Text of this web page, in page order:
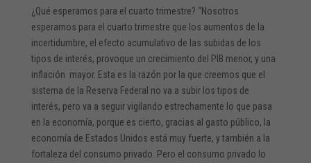
¿Qué esperamos para el cuarto trimestre? “Nosotros
esperamos para el cuarto trimestre que los aumentos de la
incertidumbre, el efecto acumulativo de las subidas de los
tipos de interés, provoque un crecimiento del PIB menor, y una
inflación mayor. Esta es la razón por la que creemos que el
sistema de la Reserva Federal no va a subir los tipos de
interés, pero va a seguir vigilando estrechamente lo que pasa
en la economía, porque es cierto, gracias al gasto público, la
economía de Estados Unidos está muy fuerte, y también a la
fortaleza del consumo privado. Pero el consumo privado lo